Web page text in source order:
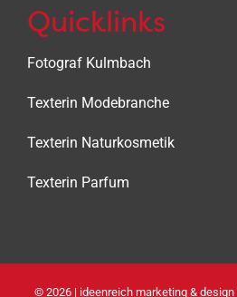
Quicklinks
Fotograf Kulmbach
Texterin Modebranche
Texterin Naturkosmetik
Texterin Parfum
© 2026 | ideenreich marketing & design